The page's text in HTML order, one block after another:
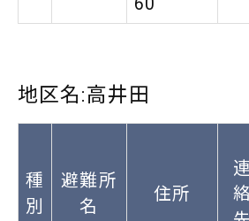
地区名:高井田
種
別
避難所
名
住所
連